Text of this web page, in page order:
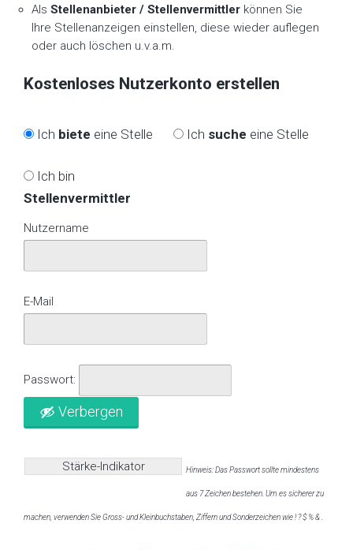
Als Stellenanbieter / Stellenvermittlerkönnen Sie
Ihre Stellenanzeigen einstellen, diese wieder auflegen
oder auch löschen u.v.a.m.
Kostenloses Nutzerkonto erstellen
Ich biete eine Stelle Ich suche eine Stelle
Ich bin
Stellenvermittler
Nutzername
E-Mail
Passwort:
Verbergen
Stärke-Indikator Hinweis: Das Passwort sollte mindestens
aus 7 Zeichen bestehen. Um es sicherer zu
machen, verwenden Sie Gross- und Kleinbuchstaben, Ziffern und Sonderzeichen wie ! ? $ % & .